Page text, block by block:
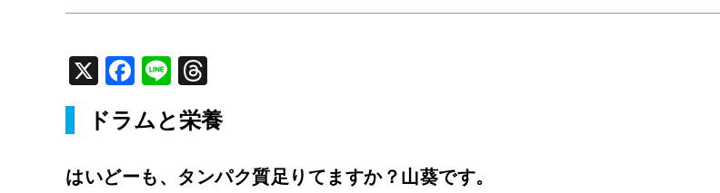
X Facebook
Line
ドラムと栄養
はいどーも、タンパク質足りてますか？山葵です。